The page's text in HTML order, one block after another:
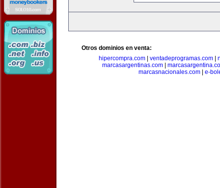
Otros dominios en venta:
hipercompra.com
ventadeprogramas.com
marcasargentinas.com
marcasnacionales.com| e-